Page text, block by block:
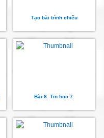
Tạo bài trình chiếu
Bài 8. Tin học 7.